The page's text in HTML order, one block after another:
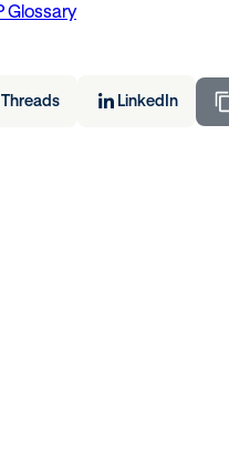
Glossary
Threads LinkedIn